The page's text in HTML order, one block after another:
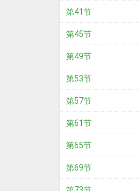
第41节
第45节
第49节
第53节
第57节
第61节
第65节
第69节